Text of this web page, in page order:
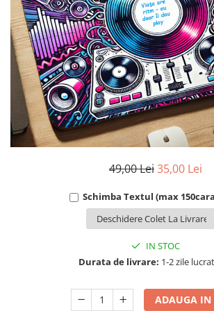
Cadouri Fiu/Fiică
Cadouri Bunici
Cadouri Cumnați
Cadouri Pisici/Câini
Cadouri Meserii&Hobby
Cadouri Apicultori
Cadouri Avocati/Juristi
Cadouri Doctori/Asistente
Cadouri Farmacisti
Cadouri Ingineri
Cadouri Pescar
49,00 Lei35,00 Lei
Schimba Textul (max
IN STOC
Durata de livrare: 1-2 zile
ADAUGA IN